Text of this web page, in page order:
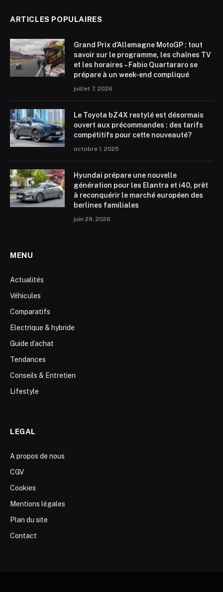
ARTICLES POPULAIRES
Grand Prix d’Allemagne MotoGP : tout
savoir sur le programme, les chaînes TV
et les horaires – Fabio Quartararo se
prépare à un week-end compliqué
juillet 7, 2026
Le Toyota bZ4X restylé est désormais
ouvert aux précommandes : des tarifs
compétitifs pour cette nouveauté?
octobre 1, 2025
Hyundai prépare une nouvelle
génération pour les Elantra et i40, prêt
à reconquérir le marché européen des
berlines familiales
juin 29, 2026
MENU
Actualités
Véhicules
Comparatifs
Electrique & hybride
Guide d’achat
Tendances
Conseils & Entretien
Lifestyle
LEGAL
A propos de nous
CGV
Cookies
Mentions légales
Plan du site
Contact